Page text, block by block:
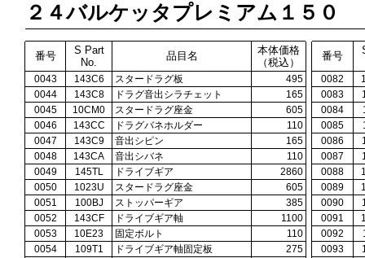
２４バルケッタプレミアム１５０
番号
S Part
No.
品目名
本体価格
（税込）
番号
0043 143C6 スタードラグ板 495 0082
0044
143C8 ドラグ音出シラチェット 165 0083
0045
10CM0 スタードラグ座金 605 0084
0046
143CC ドラグバネホルダー 110 0085
0047
143C9 音出シピン 165 0086
0048
143CA 音出シバネ 110 0087
0049
145TL ドライブギア 2860 0088
0050
1023U スタードラグ座金 605 0089
0051
100BJ ストッパーギア 385 0090
0052
143CF ドライブギア軸 1100 0091
0053
10E23 固定ボルト 110 0092
0054
109T1 ドライブギア軸固定板 275 0093